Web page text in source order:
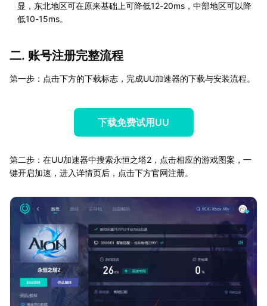
显，东北地区可在原来基础上可降低12-20ms，中部地区可以降
低10-15ms。
二. 账号注册完整流程
第一步：点击下方的下载标志，完成UU加速器的下载与安装流程。
下载免费试用UU
第二步：在UU加速器中搜索永恒之塔2，点击相应的游戏图案，一
键开启加速，进入详情页后，点击下方官网注册。